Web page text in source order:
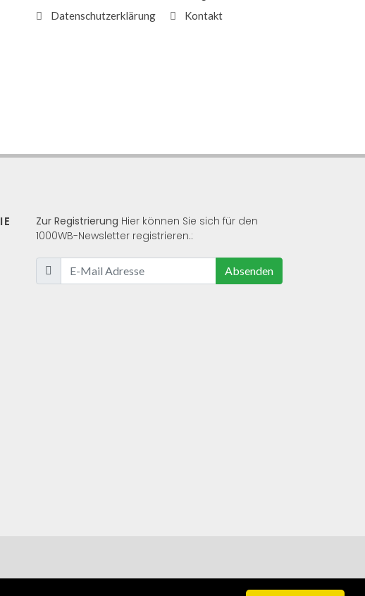
Datenschutzerklärung
Kontakt
Zur Registrierung Hier können Sie sich für den
1000WB-Newsletter registrieren.:
Absenden